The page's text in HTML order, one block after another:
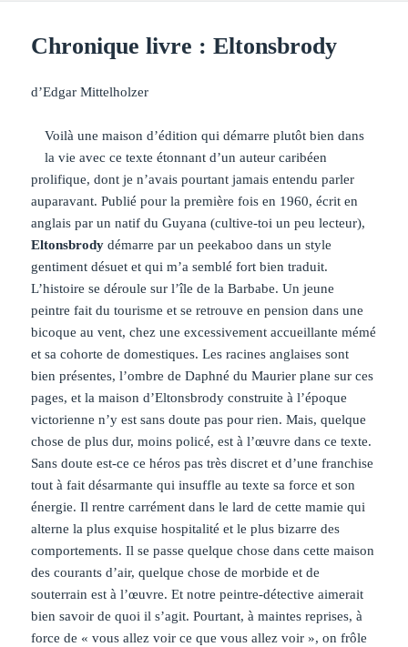
Chronique livre : Eltonsbrody
d’Edgar Mittelholzer
Voilà une maison d’édition qui démarre plutôt bien dans
la vie avec ce texte étonnant d’un auteur caribéen
prolifique, dont je n’avais pourtant jamais entendu parler
auparavant. Publié pour la première fois en 1960, écrit en
anglais par un natif du Guyana (cultive-toi un peu lecteur),
Eltonsbrody démarre par un peekaboo dans un style
gentiment désuet et qui m’a semblé fort bien traduit.
L’histoire se déroule sur l’île de la Barbabe. Un jeune
peintre fait du tourisme et se retrouve en pension dans une
bicoque au vent, chez une excessivement accueillante mémé
et sa cohorte de domestiques. Les racines anglaises sont
bien présentes, l’ombre de Daphné du Maurier plane sur ces
pages, et la maison d’Eltonsbrody construite à l’époque
victorienne n’y est sans doute pas pour rien. Mais, quelque
chose de plus dur, moins policé, est à l’œuvre dans ce texte.
Sans doute est-ce ce héros pas très discret et d’une franchise
tout à fait désarmante qui insuffle au texte sa force et son
énergie. Il rentre carrément dans le lard de cette mamie qui
alterne la plus exquise hospitalité et le plus bizarre des
comportements. Il se passe quelque chose dans cette maison
des courants d’air, quelque chose de morbide et de
souterrain est à l’œuvre. Et notre peintre-détective aimerait
bien savoir de quoi il s’agit. Pourtant, à maintes reprises, à
force de « vous allez voir ce que vous allez voir », on frôle